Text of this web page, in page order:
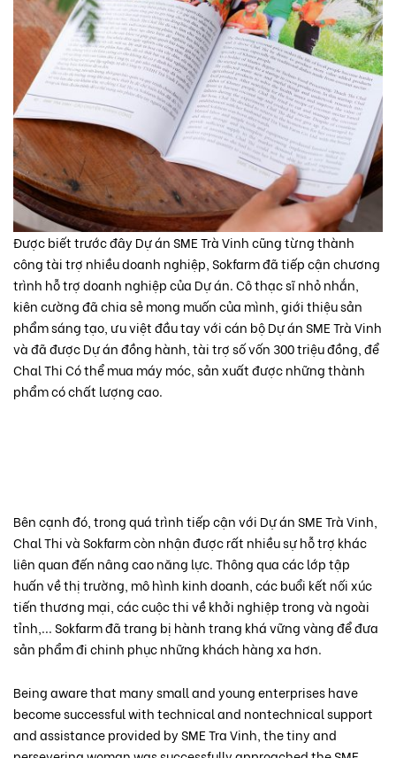
Được biết trước đây Dự án SME Trà Vinh cũng từng thành
công tài trợ nhiều doanh nghiệp, Sokfarm đã tiếp cận chương
trình hỗ trợ doanh nghiệp của Dự án. Cô thạc sĩ nhỏ nhắn,
kiên cường đã chia sẻ mong muốn của mình, giới thiệu sản
phẩm sáng tạo, ưu việt đầu tay với cán bộ Dự án SME Trà Vinh
và đã được Dự án đồng hành, tài trợ số vốn 300 triệu đồng, để
Chal Thi Có thể mua máy móc, sản xuất được những thành
phẩm có chất lượng cao.
Bên cạnh đó, trong quá trình tiếp cận với Dự án SME Trà Vinh,
Chal Thi và Sokfarm còn nhận được rất nhiều sự hỗ trợ khác
liên quan đến nâng cao năng lực. Thông qua các lớp tập
huấn về thị trường, mô hình kinh doanh, các buổi kết nối xúc
tiến thương mại, các cuộc thi về khởi nghiệp trong và ngoài
tỉnh,... Sokfarm đã trang bị hành trang khá vững vàng để đưa
sản phẩm đi chinh phục những khách hàng xa hơn.
Being aware that many small and young enterprises have
become successful with technical and nontechnical support
and assistance provided by SME Tra Vinh, the tiny and